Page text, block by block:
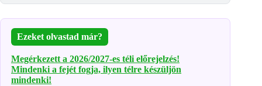
Ezeket olvastad már?
Megérkezett a 2026/2027-es téli előrejelzés!
Mindenki a fejét fogja, ilyen télre készüljön
mindenki!